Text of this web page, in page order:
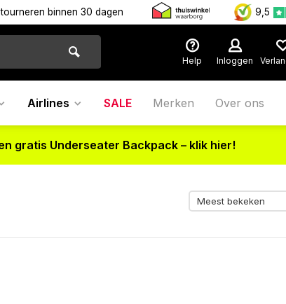
binnen 30 dagen 9,5
Help Inloggen
Airlines SALE Merken Over ons
gratis Underseater Backpack – klik hier!